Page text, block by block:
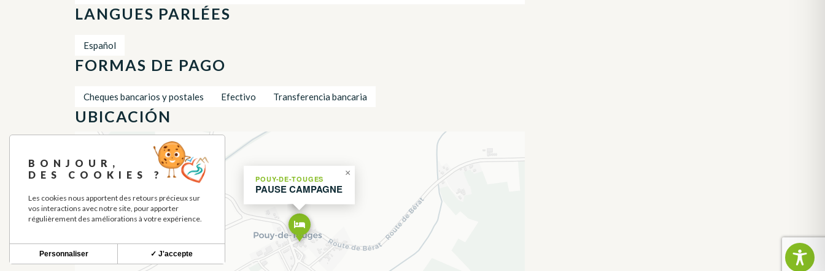
LANGUES PARLÉES
Español
FORMAS DE PAGO
Cheques bancarios y postales Efectivo Transferencia bancaria
UBICACIÓN
POUY-DE-TOUGES
PAUSE CAMPAGNE
×
−
BONJOUR,
DES COOKIES ?
Les cookies nous apportent des retours précieux sur
vos interactions avec notre site, pour apporter
régulièrement des améliorations à votre expérience.
✓ J'accepte
Personnaliser